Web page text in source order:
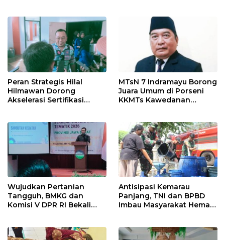
Pekanbaru!
Peran Strategis Hilal
Hilmawan Dorong
Akselerasi Sertifikasi
Indramayu
MTsN 7 Indramayu Borong
Juara Umum di Porseni
KKMTs Kawedanan
Wujudkan Pertanian
Tangguh, BMKG dan
Komisi V DPR RI Bekali
Antisipasi Kemarau
Panjang, TNI dan BPBD
Imbau Masyarakat Hemat